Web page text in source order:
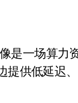
！
新驱动多品类增
提供低延迟